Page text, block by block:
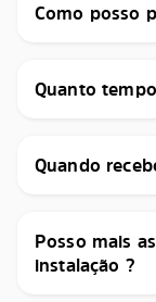
Como posso
Quanto
Quando
Posso mais
instalação ?